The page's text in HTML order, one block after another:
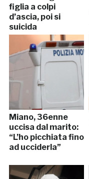
figlia a colpi
d’ascia, poi si
suicida
Miano, 36enne
uccisa dal marito:
“L’ho picchiata fino
ad ucciderla”